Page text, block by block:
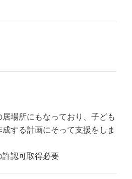
居場所にもなっており、子ども
する計画にそって支援をしま
許認可取得必要